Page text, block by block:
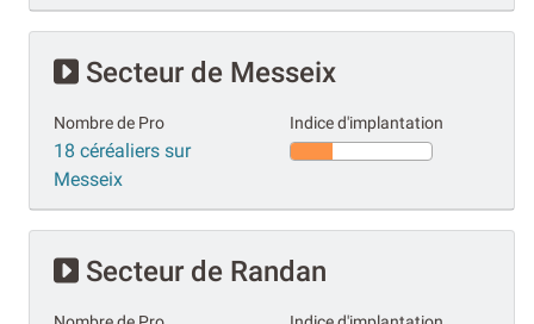
Secteur de Messeix
Nombre de Pro
18 céréaliers sur
Messeix
Indice d'implantation
Secteur de Randan